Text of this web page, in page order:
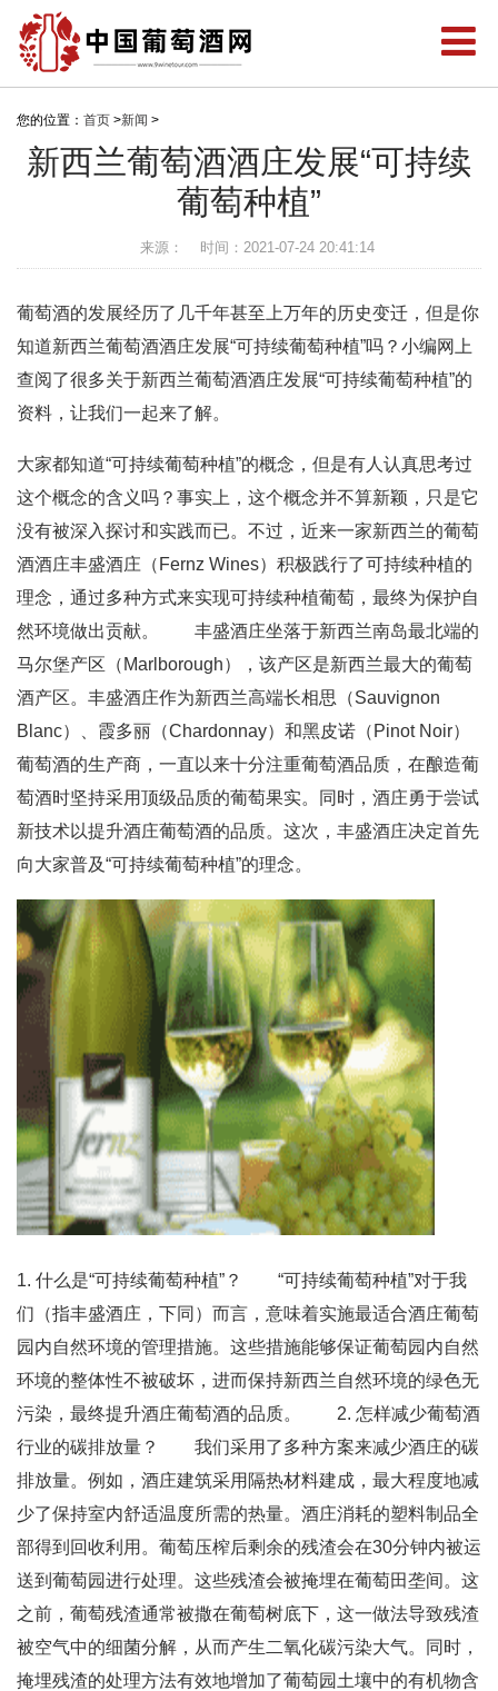
您的位置： 首页 >新闻 >
新西兰葡萄酒酒庄发展“可持续
葡萄种植”
来源： 时间：2021-07-24 20:41:14
葡萄酒的发展经历了几千年甚至上万年的历史变迁，但是你
知道新西兰葡萄酒酒庄发展“可持续葡萄种植”吗？小编网上
查阅了很多关于新西兰葡萄酒酒庄发展“可持续葡萄种植”的
资料，让我们一起来了解。
大家都知道“可持续葡萄种植”的概念，但是有人认真思考过
这个概念的含义吗？事实上，这个概念并不算新颖，只是它
没有被深入探讨和实践而已。不过，近来一家新西兰的葡萄
酒酒庄丰盛酒庄（Fernz Wines）积极践行了可持续种植的
理念，通过多种方式来实现可持续种植葡萄，最终为保护自
然环境做出贡献。 丰盛酒庄坐落于新西兰南岛最北端的
马尔堡产区（Marlborough），该产区是新西兰最大的葡萄
酒产区。丰盛酒庄作为新西兰高端长相思（Sauvignon
Blanc）、霞多丽（Chardonnay）和黑皮诺（Pinot Noir）
葡萄酒的生产商，一直以来十分注重葡萄酒品质，在酿造葡
萄酒时坚持采用顶级品质的葡萄果实。同时，酒庄勇于尝试
新技术以提升酒庄葡萄酒的品质。这次，丰盛酒庄决定首先
向大家普及“可持续葡萄种植”的理念。
1. 什么是“可持续葡萄种植”？ “可持续葡萄种植”对于我
们（指丰盛酒庄，下同）而言，意味着实施最适合酒庄葡萄
园内自然环境的管理措施。这些措施能够保证葡萄园内自然
环境的整体性不被破坏，进而保持新西兰自然环境的绿色无
污染，最终提升酒庄葡萄酒的品质。 2. 怎样减少葡萄酒
行业的碳排放量？ 我们采用了多种方案来减少酒庄的碳
排放量。例如，酒庄建筑采用隔热材料建成，最大程度地减
少了保持室内舒适温度所需的热量。酒庄消耗的塑料制品全
部得到回收利用。葡萄压榨后剩余的残渣会在30分钟内被运
送到葡萄园进行处理。这些残渣会被掩埋在葡萄田垄间。这
之前，葡萄残渣通常被撒在葡萄树底下，这一做法导致残渣
被空气中的细菌分解，从而产生二氧化碳污染大气。同时，
掩埋残渣的处理方法有效地增加了葡萄园土壤中的有机物含